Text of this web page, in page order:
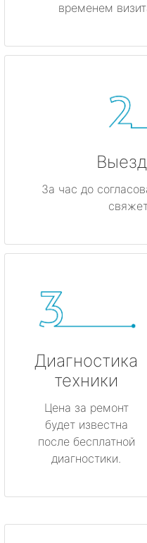
временем
За час до
Диагностика
техники
Цена за ремонт
будет известна
после бесплатной
диагностики.